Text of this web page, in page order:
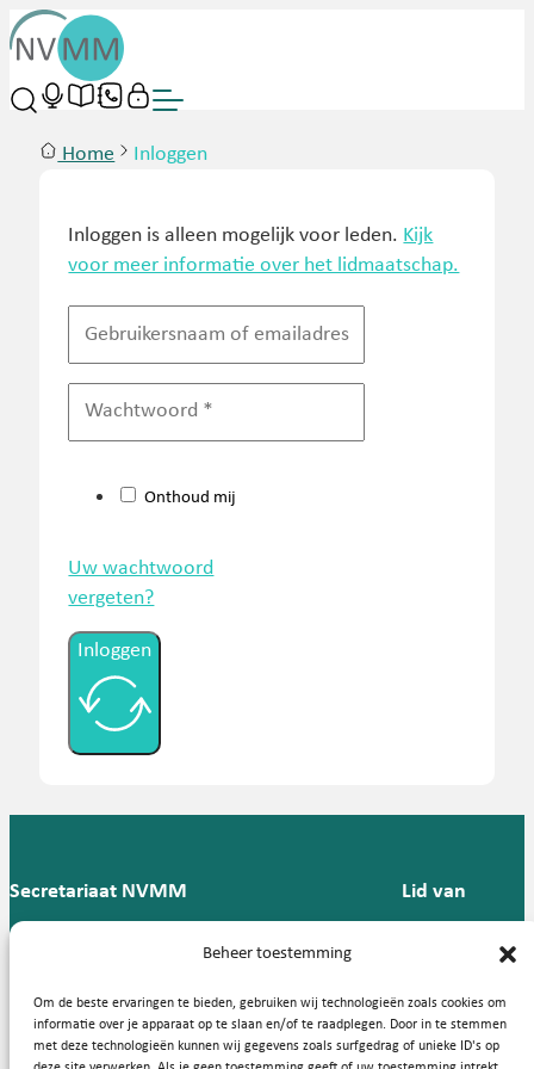
Beheer toestemming
Om de beste ervaringen te bieden, gebruiken wij technologieën zoals cookies om
informatie over je apparaat op te slaan en/of te raadplegen. Door in te stemmen
met deze technologieën kunnen wij gegevens zoals surfgedrag of unieke ID's op
Home Inloggen
Inloggen is alleen mogelijk voor leden. Kijk
voor meer informatie over het lidmaatschap.
Onthoud mij
Uw wachtwoord
vergeten?
Inloggen
Secretariaat NVMM
Groningen
T: 088 -
57
Lid van